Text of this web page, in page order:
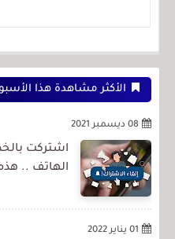
الأكثر مشاهدة هذا
08 ديسمبر 2021
اشتركت
الهاتف ..
01 يناير 2022